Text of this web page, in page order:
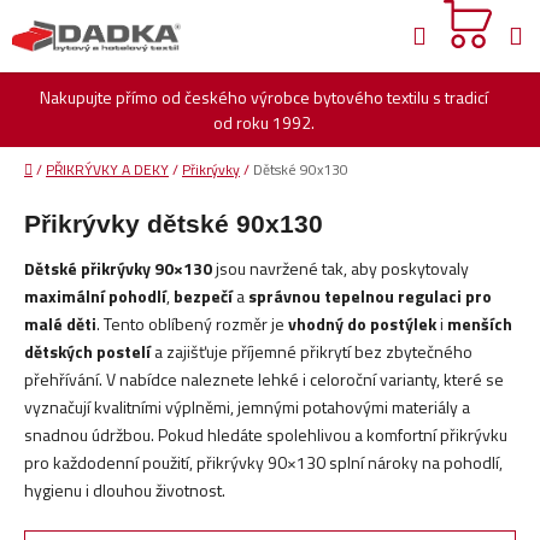
na
obsah
Nakupujte přímo od českého výrobce bytového textilu s tradicí
od roku 1992.
Hledat
Domů
/ PŘIKRÝVKY A DEKY/ Přikrývky/ Dětské 90x130
Přikrývky dětské 90x130
Dětské přikrývky 90×130jsou navržené tak, aby poskytovaly
maximální pohodlí,bezpečíasprávnou tepelnou regulaci pro
malé děti. Tento oblíbený rozměr jevhodný do postýleki menších
dětských postelía zajišťuje příjemné přikrytí bez zbytečného
přehřívání. V nabídce naleznete lehké i celoroční varianty, které se
vyznačují kvalitními výplněmi, jemnými potahovými materiály a
snadnou údržbou. Pokud hledáte spolehlivou a komfortní přikrývku
pro každodenní použití, přikrývky 90×130 splní nároky na pohodlí,
hygienu i dlouhou životnost.